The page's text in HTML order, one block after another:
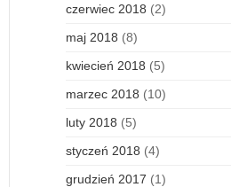
czerwiec 2018 (2)
maj 2018 (8)
kwiecień 2018 (5)
marzec 2018 (10)
luty 2018 (5)
styczeń 2018 (4)
grudzień 2017 (1)